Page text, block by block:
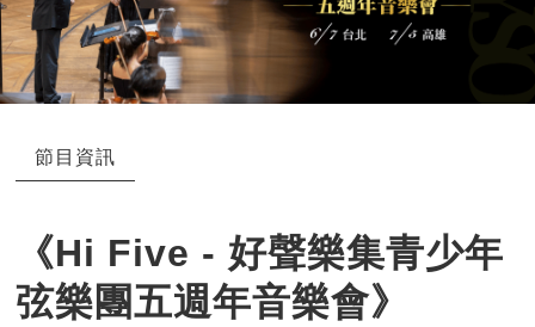
節目資訊
《Hi Five - 好聲樂集青少年
弦樂團五週年音樂會》